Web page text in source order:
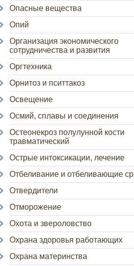
Опасные вещества
Опий
Организация экономического
сотрудничества и развития
Оргтехника
Орнитоз и пситтакоз
Освещение
Осмий, сплавы и соединения
Остеонекроз полулунной кости
травматический
Острые интоксикации, лечение
Отбеливание и отбеливающие
Отвердители
Отморожение
Охота и звероловство
Охрана здоровья работающих
Охрана материнства